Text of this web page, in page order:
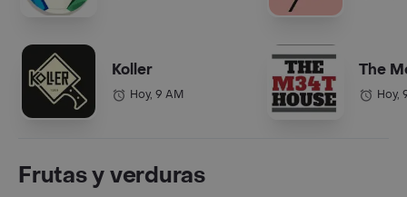
Koller
Hoy, 9 AM
The
Hoy,
Frutas y verduras